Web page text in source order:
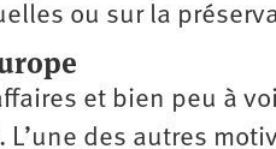
ou sur la
et bien peu à
des autres